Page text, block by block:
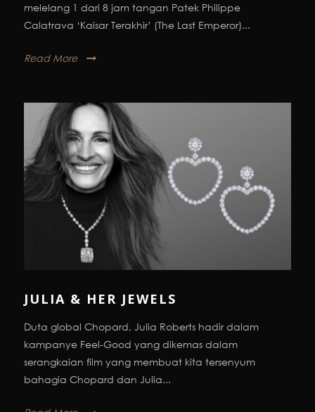
melelang 1 dari 8 jam tangan Patek Philippe
Calatrava ‘Kaisar Terakhir’ (The Last Emperor)...
Read More
JULIA & HER JEWELS
Duta global Chopard, Julia Roberts hadir dalam
kampanye Feel-Good yang dikemas dalam
serangkaian film yang membuat kita tersenyum
bahagia Chopard dan Julia...